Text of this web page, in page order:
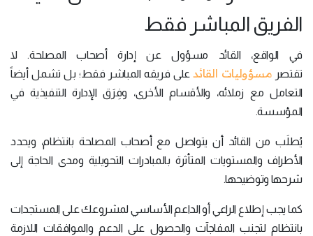
الفريق المباشر فقط
في الواقع، القائد مسؤول عن إدارة أصحاب المصلحة. لا
تقتصر مسؤوليات القائدعلى فريقه المباشر فقط؛ بل تشمل أيضاً
التعامل مع زملائه، والأقسام الأخرى، وفِرَق الإدارة التنفيذية في
المؤسسة.
يُطلَب من القائد أن يتواصل مع أصحاب المصلحة بانتظام، ويحدد
الأطراف والمستويات المتأثرة بالمبادرات التحويلية ومدى الحاجة إلى
شرحها وتوضيحها.
كما يجب إطلاع الراعي أو الداعم الأساسي لمشروعك على المستجدات
بانتظام لتجنب المفاجآت والحصول على الدعم والموافقات اللازمة